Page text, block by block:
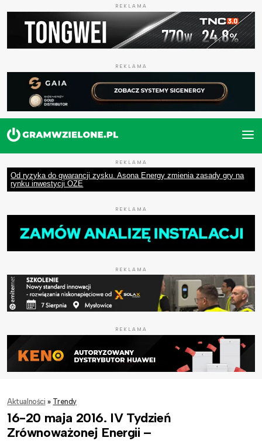
REKLAMA
REKLAMA
REKLAMA
Od ryzyka do gwarancji zysku. Asona Energy zmienia zasady gry na
rynku inwestycji OZE
REKLAMA
REKLAMA
REKLAMA
Aktualności » Trendy
16-20 maja 2016. IV Tydzień
Zrównoważonej Energii –